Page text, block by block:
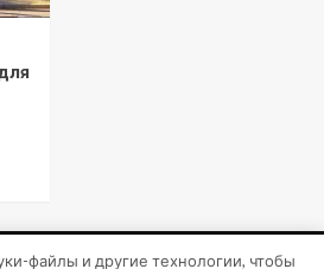
файлы и другие технологии, чтобы